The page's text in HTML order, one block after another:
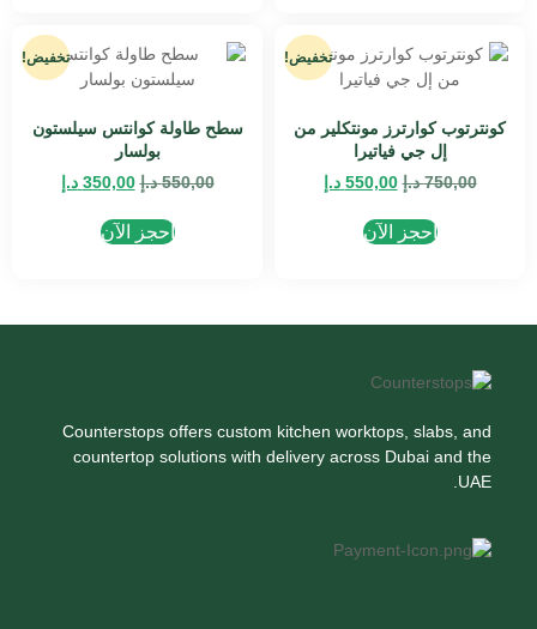
تخفيض!
كونترتوب كوارترز مونتكلير من
إل جي فياتيرا
750,00 د.إ 550,00 د.إ
احجز الآن
تخفيض!
سطح طاولة كوانتس سيلستون
بولسار
550,00 د.إ 350,00 د.إ
احجز الآن
Counterstops offers custom kitchen worktops, slabs, and
countertop solutions with delivery across Dubai and the
UAE.